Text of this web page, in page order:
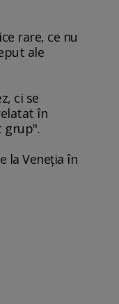
rare, ce nu
ale
ci se
în
grup".
la Veneţia în